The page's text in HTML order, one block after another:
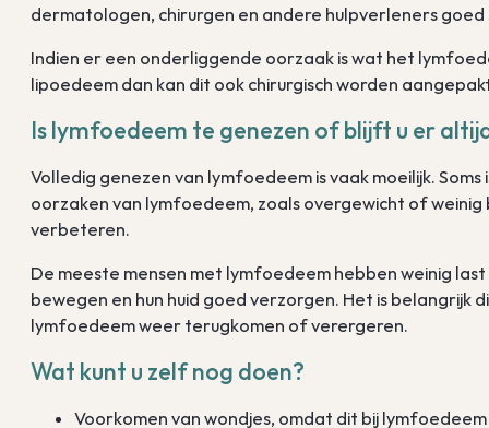
dermatologen, chirurgen en andere hulpverleners
Indien er een onderliggende oorzaak is wat het
lipoedeem dan kan dit ook chirurgisch worden
Is lymfoedeem te genezen of blijft u er
Volledig genezen van lymfoedeem is vaak moeilijk.
oorzaken van lymfoedeem, zoals overgewicht of
verbeteren.
De meeste mensen met lymfoedeem hebben weinig
bewegen en hun huid goed verzorgen. Het is belangrijk
lymfoedeem weer terugkomen of verergeren.
Wat kunt u zelf nog doen?
Voorkomen van wondjes, omdat dit bij